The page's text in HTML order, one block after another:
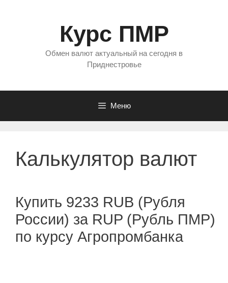
Курс ПМР
Обмен валют актуальный на сегодня в
Приднестровье
Меню
Калькулятор валют
Купить 9233 RUB (Рубля
России) за RUP (Рубль ПМР)
по курсу Агропромбанка